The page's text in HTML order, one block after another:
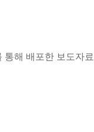
통해 배포한 보도자